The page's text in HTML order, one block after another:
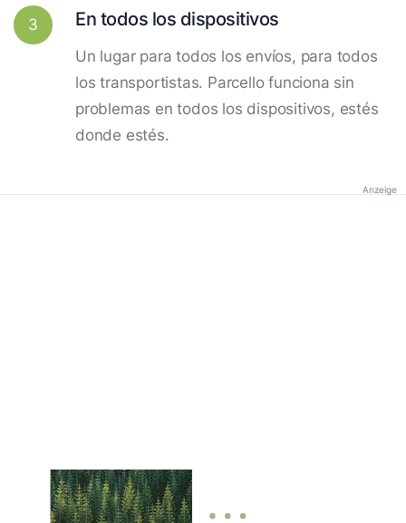
3 En todos los dispositivos
Un lugar para todos los envíos, para todos
los transportistas. Parcello funciona sin
problemas en todos los dispositivos, estés
donde estés.
Anzeige